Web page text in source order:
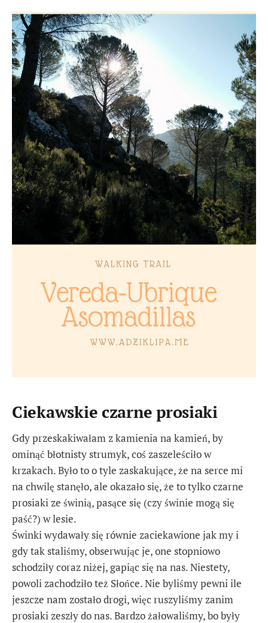
Ciekawskie czarne prosiaki
Gdy przeskakiwałam z kamienia na kamień, by
ominąć błotnisty strumyk, coś zaszeleściło w
krzakach. Było to o tyle zaskakujące, że na serce mi
na chwilę stanęło, ale okazało się, że to tylko czarne
prosiaki ze świnią, pasące się (czy świnie mogą się
paść?) w lesie.
Świnki wydawały się równie zaciekawione jak my i
gdy tak staliśmy, obserwując je, one stopniowo
schodziły coraz niżej, gapiąc się na nas. Niestety,
powoli zachodziło też Słońce. Nie byliśmy pewni ile
jeszcze nam zostało drogi, więc ruszyliśmy zanim
prosiaki zeszły do nas. Bardzo żałowaliśmy, bo były